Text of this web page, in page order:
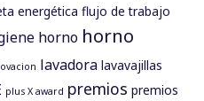
energética flujo de trabajo
horno horno
lavadora lavavajillas
plus X award premios premios